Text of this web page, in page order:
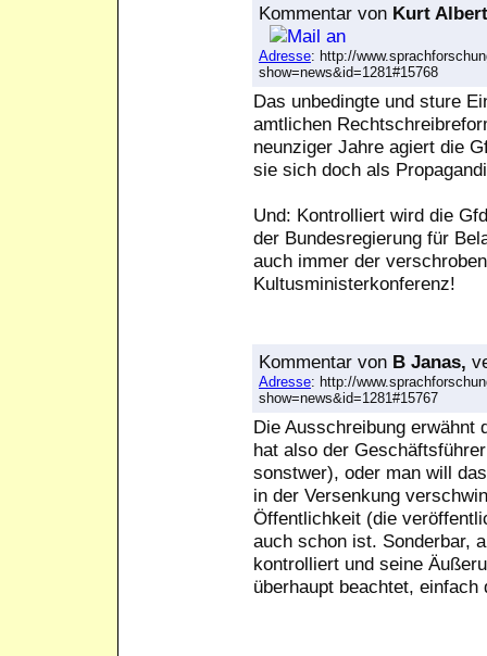
Kommentar von Kurt
Adresse: http://
show=news&id=1281#15768
Das unbedingte und sture
amtlichen
neunziger Jahre agiert die
sie sich doch als
Und: Kontrolliert wird die
der Bundesregierung für
auch immer der
Kultusministerkonferenz!
Kommentar von B Janas,
Adresse: http://
show=news&id=1281#15767
Die Ausschreibung erwähnt
hat also der
sonstwer), oder man will
in der Versenkung
Öffentlichkeit (die
auch schon ist. Sonderbar,
kontrolliert und seine
überhaupt beachtet, einfach